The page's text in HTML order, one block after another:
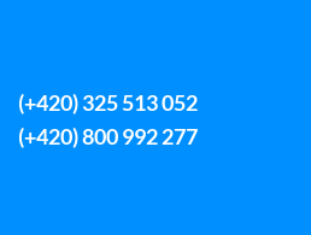
(+420) 325 513 052
(+420) 800 992 277